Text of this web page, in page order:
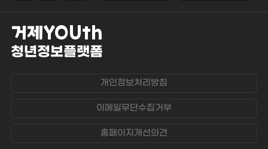
거제YOUth
청년정보플랫폼
개인정보처리방침
이메일무단수집거부
홈페이지개선의견